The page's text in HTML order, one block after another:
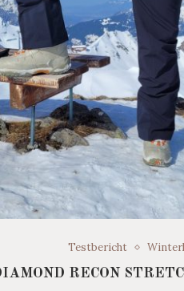
Testbericht
RECON